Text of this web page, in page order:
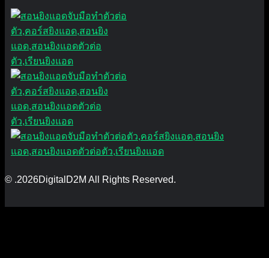
© .2026DigitalD2M All Rights Reserved.